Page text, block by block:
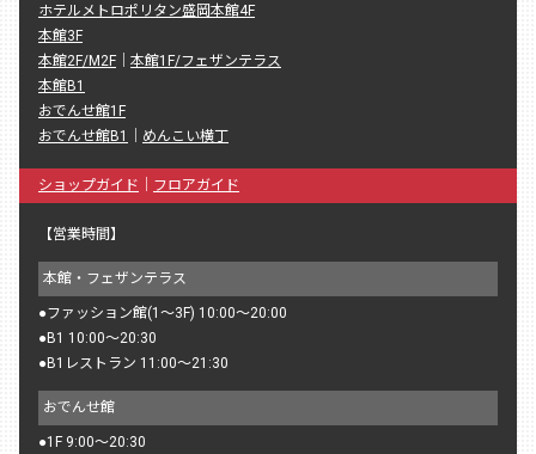
ホテルメトロポリタン盛岡本館4F
本館3F
本館2F/M2F
本館1F/フェザンテラス
本館B1
おでんせ館1F
おでんせ館B1
めんこい横丁
ショップガイド フロアガイド
【営業時間】
本館・フェザンテラス
●ファッション館(1〜3F) 10:00〜20:00
●B1 10:00〜20:30
●B1レストラン 11:00〜21:30
おでんせ館
●1F 9:00〜20:30